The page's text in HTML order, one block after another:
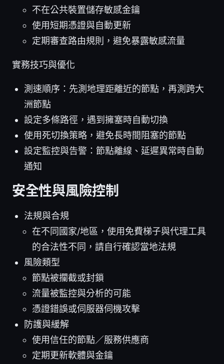
不在公共裝置儲存敏感金鑰
使用短期憑證與自動更新
定期審查路由規則，避免暴露敏感流量
實務技巧與優化
測速順序：先測地理距離近的節點，再測跨大
洲節點
設定多條路徑，遇到擁塞時自動切換
使用死切換策略，避免長時間阻塞的節點
設定監控與告警：節點離線、延遲異常時自動
通知
安全性與風險控制
法規與合規
在不同國家/地區，使用免費梯子與代理工具
的合法性不同，請自行確認當地法規
風險類型
節點被攔截或封鎖
流量被監控與分析的可能
憑證錯誤或伺服器伺機攻擊
防護與緩解
使用信任的節點／服務供應商
定期更新軟體與金鑰